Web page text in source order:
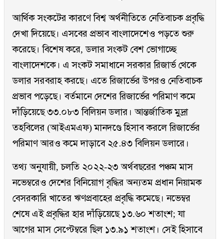
আর্থিক সংকটের কারণে বিশ্ব অর্থনীতিতে নেতিবাচক প্রবৃদ্ধি
দেখা দিয়েছে। এসবের প্রভাব বাংলাদেশেও পড়তে শুরু
করেছে। বিশেষ করে, ডলার সংকট বেশ ভোগাচ্ছে
বাংলাদেশকে। এ সংকট সমাধানে সরকার রিজার্ভ থেকে
ডলার সরবরাহ করছে। এতে রিজার্ভের উপরও নেতিবাচক
প্রভাব পড়েছে। বর্তমানে দেশের রিজার্ভের পরিমাণ কমে
দাঁড়িয়েছে ৩৩.০৮৩ বিলিয়ন ডলার। আন্তর্জাতিক মুদ্রা
তহবিলের (আইএমএফ) মানদণ্ডে হিসাব করলে রিজার্ভের
পরিমাণ আরও কমে দাড়াবে ২৫.৪৩ বিলিয়ন ডলারে।
তথ্য অনুযায়ী, চলতি ২০২২-২৩ অর্থবছরের পঞ্চম মাস
নভেম্বরেও দেশের বিনিয়োগ বৃদ্ধির অন্যতম প্রধান নিয়ামক
বেসরকারি খাতের ঋণপ্রবাহের প্রবৃদ্ধি কমেছে। নভেম্বর
শেষে এই প্রবৃদ্ধির হার দাঁড়িয়েছে ১৩.৬০ শতাংশ; যা
আগের মাস সেপ্টেম্বরে ছিল ১৩.৯১ শতাংশ। সেই হিসাবে